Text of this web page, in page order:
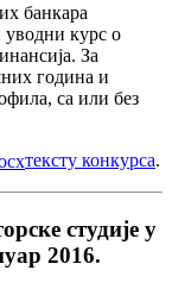
банкара
уводни курс о
За
година и
са или без
тексту конкурса.
студије у
2016.